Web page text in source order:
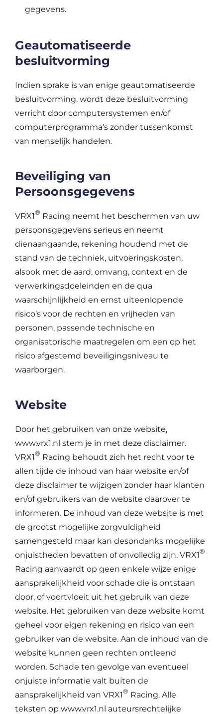
gegevens.
Geautomatiseerde
besluitvorming
Indien sprake is van enige geautomatiseerde
besluitvorming, wordt deze besluitvorming
verricht door computersystemen en/of
computerprogramma’s zonder tussenkomst
van menselijk handelen.
Beveiliging van
Persoonsgegevens
VRX1® Racing neemt het beschermen van uw
persoonsgegevens serieus en neemt
dienaangaande, rekening houdend met de
stand van de techniek, uitvoeringskosten,
alsook met de aard, omvang, context en de
verwerkingsdoeleinden en de qua
waarschijnlijkheid en ernst uiteenlopende
risico’s voor de rechten en vrijheden van
personen, passende technische en
organisatorische maatregelen om een op het
risico afgestemd beveiligingsniveau te
waarborgen.
Website
Door het gebruiken van onze website,
www.vrx1.nl stem je in met deze disclaimer.
VRX1® Racing behoudt zich het recht voor te
allen tijde de inhoud van haar website en/of
deze disclaimer te wijzigen zonder haar klanten
en/of gebruikers van de website daarover te
informeren. De inhoud van deze website is met
de grootst mogelijke zorgvuldigheid
samengesteld maar kan desondanks mogelijke
onjuistheden bevatten of onvolledig zijn. VRX1®
Racing aanvaardt op geen enkele wijze enige
aansprakelijkheid voor schade die is ontstaan
door, of voortvloeit uit het gebruik van deze
website. Het gebruiken van deze website komt
geheel voor eigen rekening en risico van een
gebruiker van de website. Aan de inhoud van de
website kunnen geen rechten ontleend
worden. Schade ten gevolge van eventueel
onjuiste informatie valt buiten de
aansprakelijkheid van VRX1® Racing. Alle
teksten op www.vrx1.nl auteursrechtelijke